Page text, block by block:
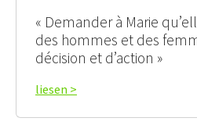
« Demander à Marie
des hommes et des
décision et d’action »
liesen >